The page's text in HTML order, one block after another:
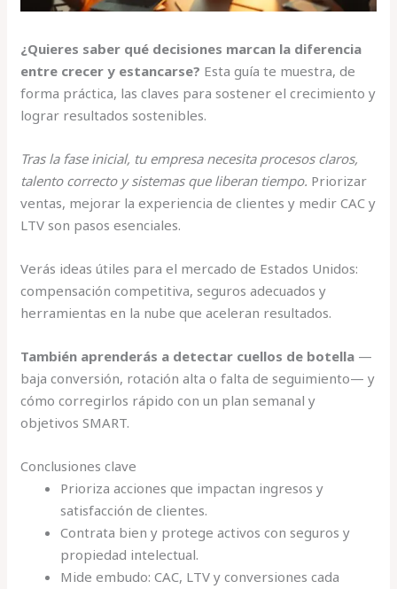
¿Quieres saber qué decisiones marcan la diferencia
entre crecer y estancarse? Esta guía te muestra, de
forma práctica, las claves para sostener el crecimiento y
lograr resultados sostenibles.
Tras la fase inicial, tu empresa necesita procesos claros,
talento correcto y sistemas que liberan tiempo. Priorizar
ventas, mejorar la experiencia de clientes y medir CAC y
LTV son pasos esenciales.
Verás ideas útiles para el mercado de Estados Unidos:
compensación competitiva, seguros adecuados y
herramientas en la nube que aceleran resultados.
También aprenderás a detectar cuellos de botella —
baja conversión, rotación alta o falta de seguimiento— y
cómo corregirlos rápido con un plan semanal y
objetivos SMART.
Conclusiones clave
Prioriza acciones que impactan ingresos y
satisfacción de clientes.
Contrata bien y protege activos con seguros y
propiedad intelectual.
Mide embudo: CAC, LTV y conversiones cada